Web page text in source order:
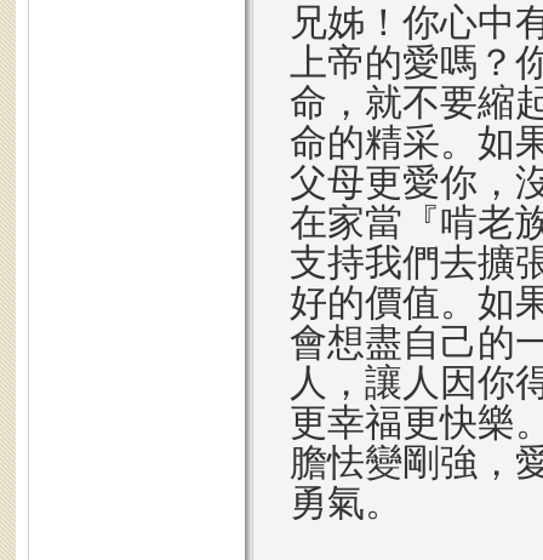
兄姊！你心中
上帝的愛嗎？
命，就不要縮
命的精采。如
父母更愛你，
在家當『啃老
支持我們去擴
好的價值。如
會想盡自己的
人，讓人因你
更幸福更快樂
膽怯變剛強，
勇氣。